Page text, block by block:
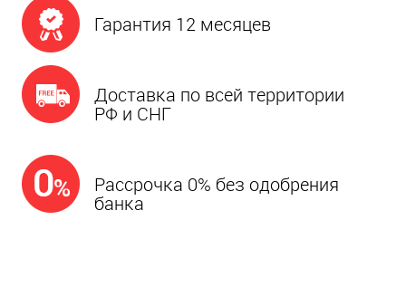
Гарантия 12 месяцев
Доставка по всей территории
РФ и СНГ
Рассрочка 0% без одобрения
банка